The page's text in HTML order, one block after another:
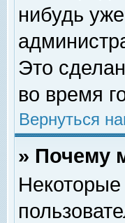
нибудь
Это
во время
Вернуться
» Почему